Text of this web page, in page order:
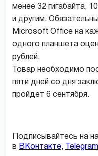
менее 32 гигабайта,
и другим.
Microsoft Office на
одного планшета
рублей.
Товар необходимо
пяти дней со дня
пройдет 6 сентября.
Подписывайтесь на
в ВКонтакте, Telegram